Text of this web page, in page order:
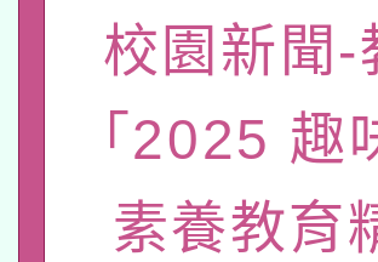
「數位內容與
有關大陸委員
薪期間赴陸應
轉知經濟部水
業技術研究
115年8月22
校園新聞
「2025
素養教育